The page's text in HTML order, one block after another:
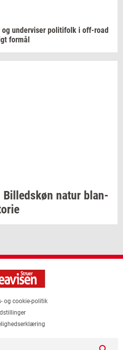
og un­der­vi­ser po­li­ti­folk i off-​road
for­mål
Bil­leds­køn natur blan­
og cookie-politik